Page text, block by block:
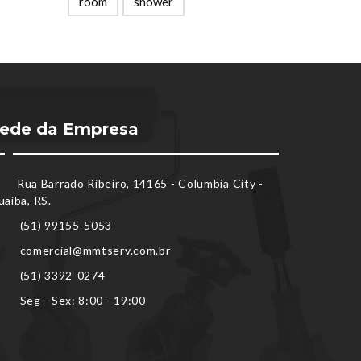
da Empresa
Rua Barrado Ribeiro, 14165 - Columbia City -
RS.
(51) 99155-5053
comercial@mmtserv.com.br
(51) 3392-0274
Seg - Sex: 8:00 - 19:00